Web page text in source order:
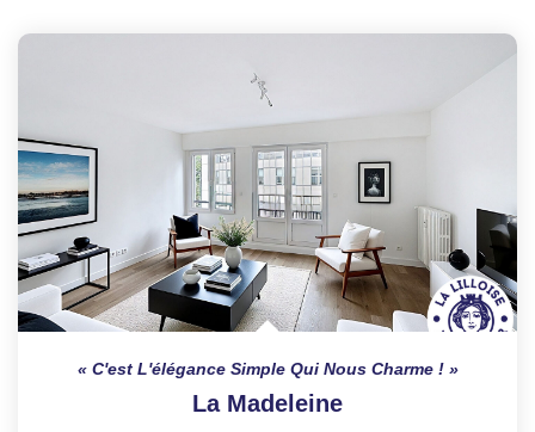
C'est L'élégance Simple Qui Nous Charme !
La Madeleine